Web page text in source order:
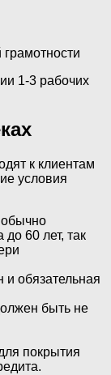
1-3 рабочих
к клиентам
условия
обычно
60 лет, так
и обязательная
быть не
покрытия